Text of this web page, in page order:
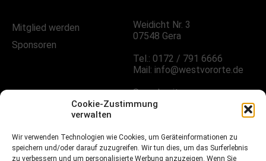
Cookie-Zustimmung
verwalten
Wir verwenden Technologien wie Cookies, um Geräteinformationen zu
speichern und/oder darauf zuzugreifen. Wir tun dies, um das Surferlebnis
zu verbessern und um personalisierte Werbung anzuzeigen. Wenn Sie
Mitglied werden
Sponsoren
Weidicht Nr. 3
07548 Gera
Tel.: 0172 / 791 6666
Mail: info@westvororte.de
Sprechzeiten:
Nach Vereinbarung
FOLGE UNS!